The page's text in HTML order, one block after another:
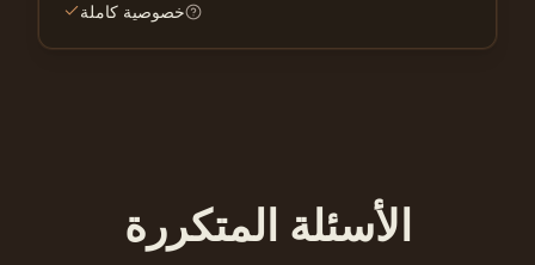
خصوصية كاملة
الأسئلة المتكررة